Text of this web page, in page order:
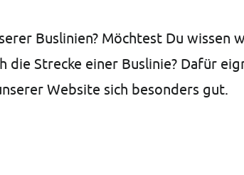
Buslinien? Möchtest Du wissen
die Strecke einer Buslinie? Dafür
Website sich besonders gut.